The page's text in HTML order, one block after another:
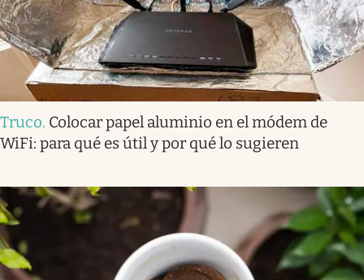
Truco. Colocar papel aluminio en el módem de
WiFi: para qué es útil y por qué lo sugieren